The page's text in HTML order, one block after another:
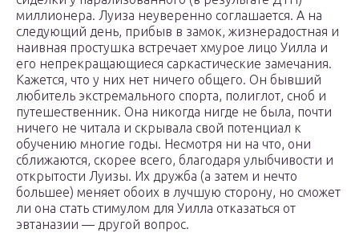
миллионера. Луиза неуверенно соглашается. А на
следующий день, прибыв в замок, жизнерадостная и
наивная простушка встречает хмурое лицо Уилла и
его непрекращающиеся саркастические замечания.
Кажется, что у них нет ничего общего. Он бывший
любитель экстремального спорта, полиглот, сноб и
путешественник. Она никогда нигде не была, почти
ничего не читала и скрывала свой потенциал к
обучению многие годы. Несмотря ни на что, они
сближаются, скорее всего, благодаря улыбчивости и
открытости Луизы. Их дружба (а затем и нечто
большее) меняет обоих в лучшую сторону, но сможет
ли она стать стимулом для Уилла отказаться от
эвтаназии — другой вопрос.